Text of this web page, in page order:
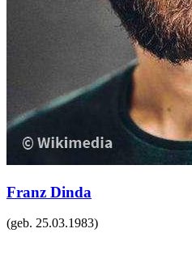
Franz Dinda
(geb. 25.03.1983)